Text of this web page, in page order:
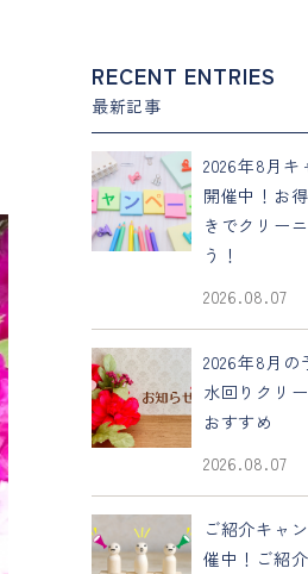
RECENT ENTRIES
最新記事
2026年8月キ
開催中！お
きでクリー
う！
2026.08.07
2026年8月
水回りクリ
おすすめ
2026.08.07
ご紹介キャ
催中！ご紹